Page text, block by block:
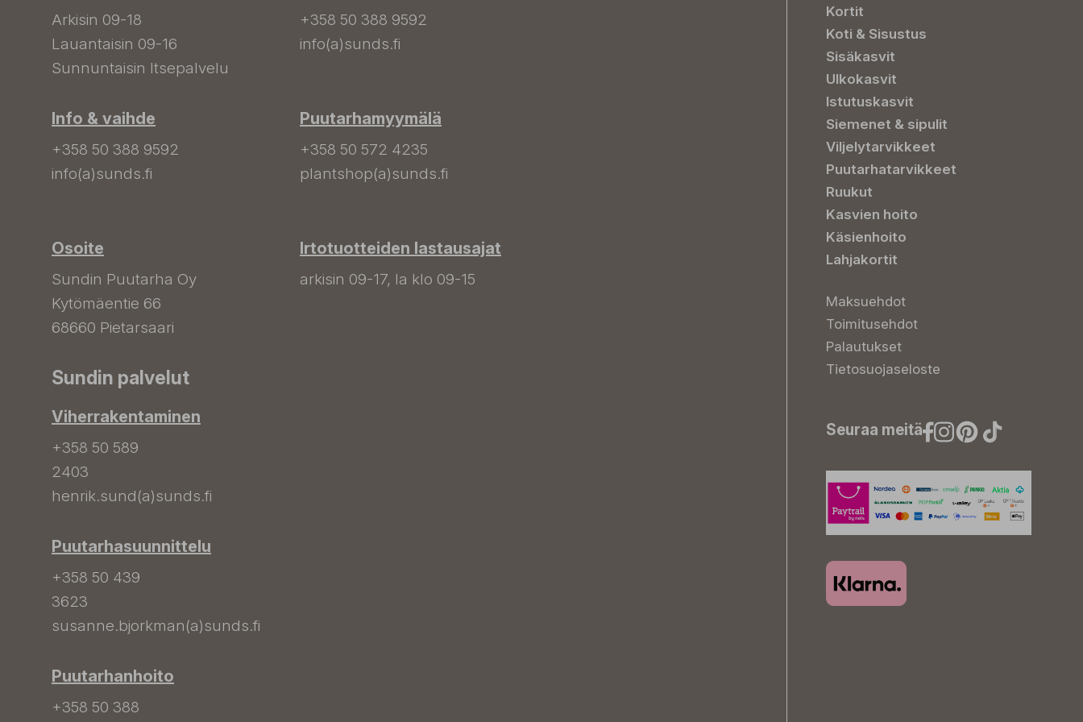
Arkisin 09-18
Lauantaisin 09-16
Sunnuntaisin Itsepalvelu
Info & vaihde
+358 50 388 9592
info(a)sunds.fi
Osoite
Sundin Puutarha Oy
Kytömäentie 66
68660 Pietarsaari
+358 50 388 9592
info(a)sunds.fi
Puutarhamyymälä
+358 50 572 4235
plantshop(a)sunds.fi
Irtotuotteiden lastausajat
arkisin 09-17, la klo 09-15
Sundin palvelut
Viherrakentaminen
+358 50 589
2403
henrik.sund(a)sunds.fi
Puutarhasuunnittelu
+358 50 439
3623
susanne.bjorkman(a)sunds.fi
Puutarhanhoito
+358 50 388
Kortit
Koti & Sisustus
Sisäkasvit
Ulkokasvit
Istutuskasvit
Siemenet & sipulit
Viljelytarvikkeet
Puutarhatarvikkeet
Ruukut
Kasvien hoito
Käsienhoito
Lahjakortit
Maksuehdot
Toimitusehdot
Palautukset
Tietosuojaseloste
Seuraa meitä